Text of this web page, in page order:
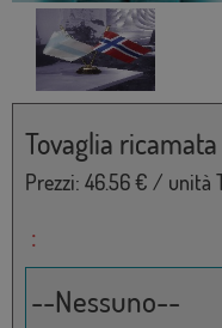
Tovaglia
Prezzi: 46.56€ / unità
: